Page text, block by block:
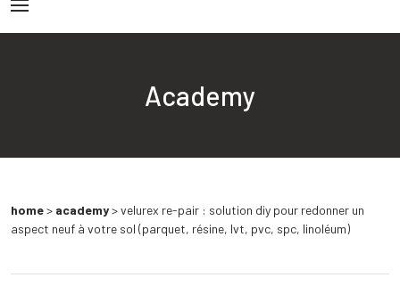
Academy
home> academy>velurex re-pair : solution diy pour redonner un
aspect neuf à votre sol (parquet, résine, lvt, pvc, spc, linoléum)